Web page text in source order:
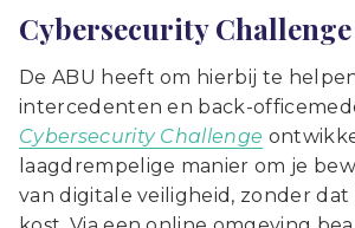
Cybersecurity Challenge
De ABU heeft om hierbij te
intercedenten en back-
Cybersecurity Challenge
laagdrempelige manier om je
van digitale veiligheid, zonder dat